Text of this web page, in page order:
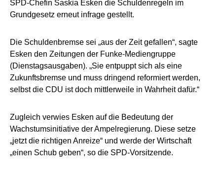
SPD-Chefin Saskia Esken die Schuldenregeln im
Grundgesetz erneut infrage gestellt.
Die Schuldenbremse sei „aus der Zeit gefallen“, sagte
Esken den Zeitungen der Funke-Mediengruppe
(Dienstagsausgaben). „Sie entpuppt sich als eine
Zukunftsbremse und muss dringend reformiert werden,
selbst die CDU ist doch mittlerweile in Wahrheit dafür.“
Zugleich verwies Esken auf die Bedeutung der
Wachstumsinitiative der Ampelregierung. Diese setze
„jetzt die richtigen Anreize“ und werde der Wirtschaft
„einen Schub geben“, so die SPD-Vorsitzende.